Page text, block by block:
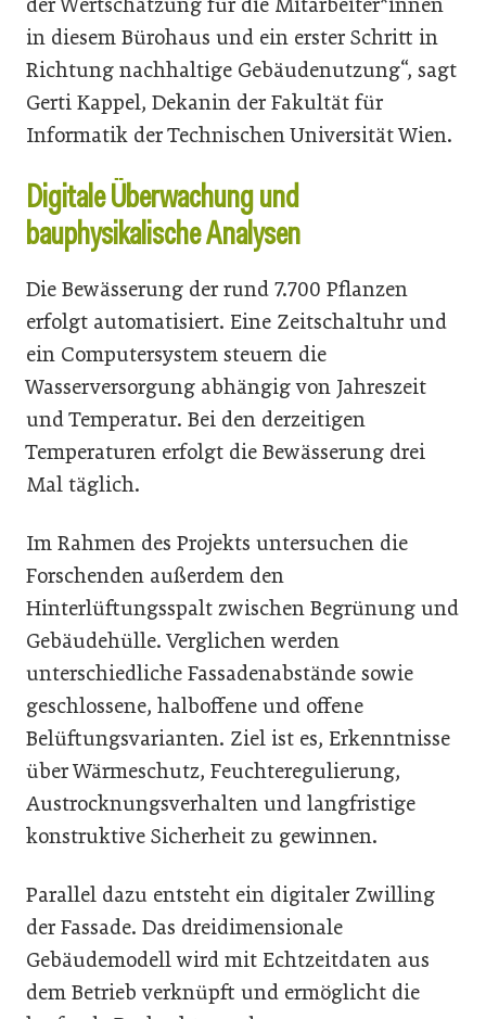
in diesem Bürohaus und ein erster Schritt in
Richtung nachhaltige Gebäudenutzung“, sagt
Gerti Kappel, Dekanin der Fakultät für
Informatik der Technischen Universität Wien.
Digitale Überwachung und
bauphysikalische Analysen
Die Bewässerung der rund 7.700 Pflanzen
erfolgt automatisiert. Eine Zeitschaltuhr und
ein Computersystem steuern die
Wasserversorgung abhängig von Jahreszeit
und Temperatur. Bei den derzeitigen
Temperaturen erfolgt die Bewässerung drei
Mal täglich.
Im Rahmen des Projekts untersuchen die
Forschenden außerdem den
Hinterlüftungsspalt zwischen Begrünung und
Gebäudehülle. Verglichen werden
unterschiedliche Fassadenabstände sowie
geschlossene, halboffene und offene
Belüftungsvarianten. Ziel ist es, Erkenntnisse
über Wärmeschutz, Feuchteregulierung,
Austrocknungsverhalten und langfristige
konstruktive Sicherheit zu gewinnen.
Parallel dazu entsteht ein digitaler Zwilling
der Fassade. Das dreidimensionale
Gebäudemodell wird mit Echtzeitdaten aus
dem Betrieb verknüpft und ermöglicht die